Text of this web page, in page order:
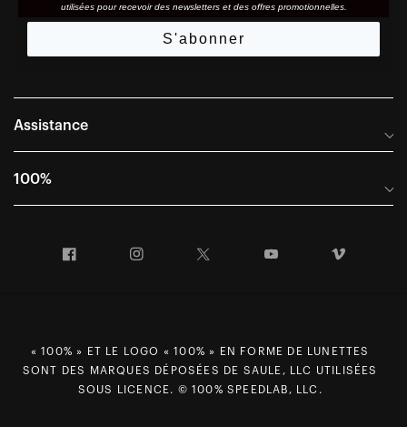
utilisées pour recevoir des newsletters et des offres promotionnelles.
S'abonner
Assistance
Foire aux questions
Conditions générales de vente
100%
Informations sur l'entreprise
Droit de rétractation
Facebook Instagram YouTube
« 100% » ET LE LOGO « 100% » EN FORME DE LUNETTES
SONT DES MARQUES DÉPOSÉES DE SAULE, LLC UTILISÉES
SOUS LICENCE. © 100% SPEEDLAB, LLC.